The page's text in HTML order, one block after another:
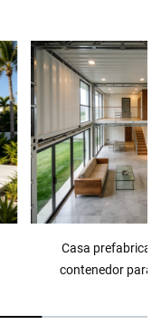
Casa prefabricada de
contenedor para hotel